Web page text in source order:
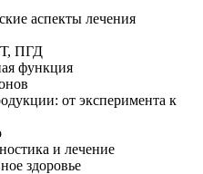
аспекты лечения
ПГД
функция
от эксперимента к
и лечение
здоровье